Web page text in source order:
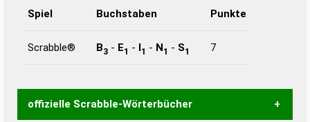
Spiel Buchstaben Punkte
Scrabble® B3 - E1 - I1 - N1 - S1 7
offizielle Scrabble-Wörterbücher